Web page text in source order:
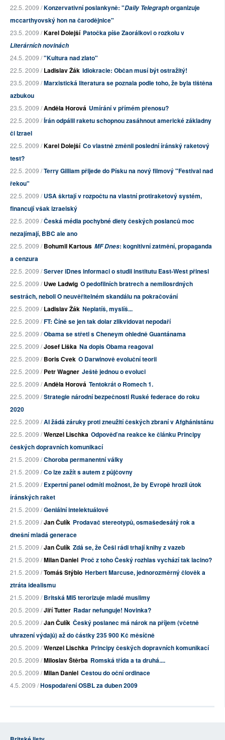
22.5. 2009 /Konzervativní poslankyně: "Daily Telegraphorganizuje
mccarthyovský hon na čarodějnice"
23.5. 2009 /Karel Dolejší Patočka píše Zaorálkovi o rozkolu v
Literárních novinách
24.5. 2009 /"Kultura nad zlato"
22.5. 2009 /Ladislav Žák Idiokracie: Občan musí být ostražitý!
23.5. 2009 /Marxistická literatura se poznala podle toho, že byla tištěna
azbukou
23.5. 2009 /Anděla Horová Umírání v přímém přenosu?
22.5. 2009 /Írán odpálil raketu schopnou zasáhnout americké základny
či Izrael
22.5. 2009 /Karel Dolejší Co vlastně změnil poslední íránský raketový
test?
22.5. 2009 /Terry Gilliam přijede do Písku na nový filmový "Festival nad
řekou"
22.5. 2009 /USA škrtají v rozpočtu na vlastní protiraketový systém,
financují však izraelský
22.5. 2009 /Česká média pochybné diety českých poslanců moc
nezajímají, BBC ale ano
22.5. 2009 /Bohumil Kartous MF Dnes: kognitivní zatmění, propaganda
a cenzura
22.5. 2009 /Server iDnes informaci o studii institutu East-West přinesl
22.5. 2009 /Uwe Ladwig O pedofilních bratrech a nemilosrdných
sestrách, neboli O neuvěřitelném skandálu na pokračování
22.5. 2009 /Ladislav Žák Neplatíš, myslíš...
22.5. 2009 /FT: Číně se jen tak dolar zlikvidovat nepodaří
22.5. 2009 /Obama se střetl s Cheneym ohledně Guantánama
22.5. 2009 /Josef Liška Na dopis Obama reagoval
22.5. 2009 /Boris Cvek O Darwinově evoluční teorii
22.5. 2009 /Petr Wagner Ještě jednou o evoluci
22.5. 2009 /Anděla Horová Tentokrát o Romech 1.
22.5. 2009 /Strategie národní bezpečnosti Ruské federace do roku
2020
22.5. 2009 /AI žádá záruky proti zneužití českých zbraní v Afghánistánu
22.5. 2009 /Wenzel Lischka Odpověď na reakce ke článku Principy
českých dopravních komunikací
21.5. 2009 /Choroba permanentní války
21.5. 2009 /Co lze zažít s autem z půjčovny
21.5. 2009 /Expertní panel odmítl možnost, že by Evropě hrozil útok
íránských raket
21.5. 2009 /Geniální intelektuálové
21.5. 2009 /Jan Čulík Prodavač stereotypů, osmašedesátý rok a
dnešní mladá generace
21.5. 2009 /Jan Čulík Zdá se, že Češi rádi trhají knihy z vazeb
21.5. 2009 /Milan Daniel Proč z toho Český rozhlas vychází tak lacino?
21.5. 2009 /Tomáš Stýblo Herbert Marcuse, jednorozměrný člověk a
ztráta idealismu
21.5. 2009 /Britská MI5 terorizuje mladé muslimy
20.5. 2009 /Jiří Tutter Radar nefunguje! Novinka?
20.5. 2009 /Jan Čulík Český poslanec má nárok na příjem (včetně
uhrazení výdajů) až do částky 235 900 Kč měsíčně
20.5. 2009 /Wenzel Lischka Principy českých dopravních komunikací
20.5. 2009 /Miloslav Štěrba Romská třída a ta druhá....
20.5. 2009 /Milan Daniel Cestou do oční ordinace
4.5. 2009 /Hospodaření OSBL za duben 2009